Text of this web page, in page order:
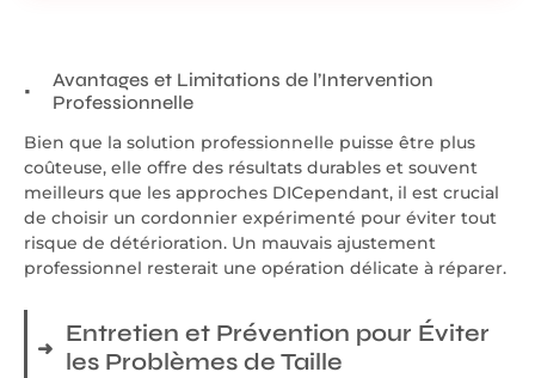
Avantages et Limitations de l’Intervention
Professionnelle
Bien que la solution professionnelle puisse être plus
coûteuse, elle offre des résultats durables et souvent
meilleurs que les approches DICependant, il est crucial
de choisir un cordonnier expérimenté pour éviter tout
risque de détérioration. Un mauvais ajustement
professionnel resterait une opération délicate à réparer.
Entretien et Prévention pour Éviter
les Problèmes de Taille